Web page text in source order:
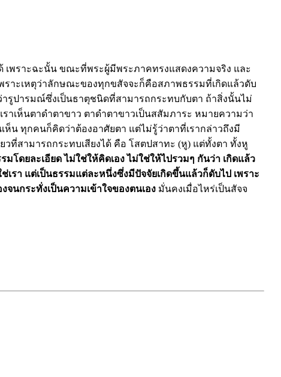
พราะฉะนั้น ขณะที่พระผู้มีพระภาคทรงแสดงความจริง และ
ราะเหตุว่าลักษณะของทุกขสัจจะก็คือสภาพธรรมที่เกิดแล้วดับ
รูปารมณ์ซึ่งเป็นธาตุชนิดที่สามารถกระทบกับตา ถ้าสิ่งนั้นไม่
เห็นตาดำตาขาว ตาดำตาขาวเป็นสสัมภาระ หมายความว่า
ทุกคนก็คิดว่าต้องอาศัยตา แต่ไม่รู้ว่าตาที่เรากล่าวถึงมี
ที่สามารถกระทบเสียงได้ คือ โสตปสาทะ (หู) แต่ทั้งตา ทั้งหู
มโดยละเอียดไม่ใช่ให้คิดเอง ไม่ใช่ให้ไปรวมๆ กันว่า เกิดแล้ว
เรา แต่เป็นธรรมแต่ละหนึ่งซึ่งมีปัจจัยเกิดขึ้นแล้วก็ดับไป เพราะ
จนกระทั่งเป็นความเข้าใจของตนเอง มั่นคงเมื่อไหร่เป็นสัจจ